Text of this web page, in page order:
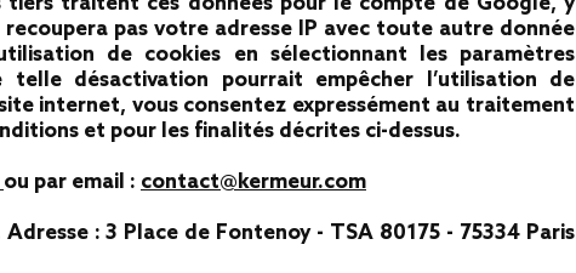
pas votre adresse IP avec toute autre donnée
de cookies en sélectionnant les paramètres
désactivation pourrait empêcher l’utilisation de
internet, vous consentez expressément au traitement
et pour les finalités décrites ci-dessus.
ou par email : contact@kermeur.com
: 3 Place de Fontenoy - TSA 80175 - 75334 Paris